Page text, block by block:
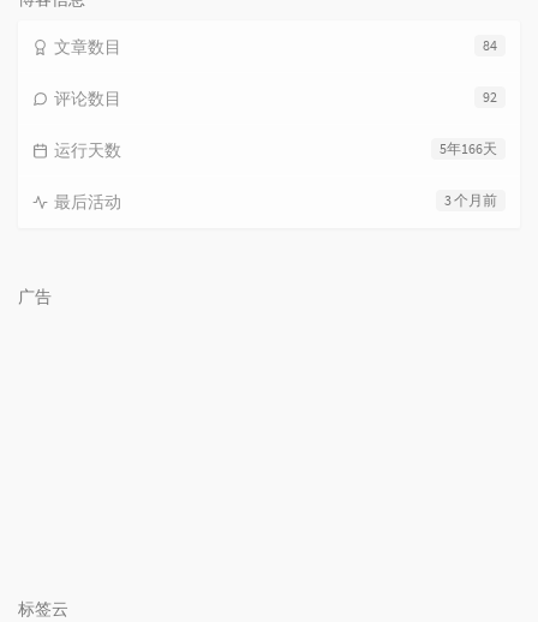
84
文章数目
92
评论数目
5年166天
运行天数
3 个月前
最后活动
广告
标签云